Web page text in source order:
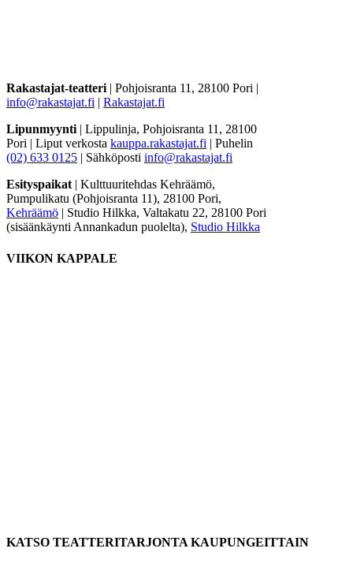
Rakastajat-teatteri | Pohjoisranta 11, 28100 Pori |
info@rakastajat.fi | Rakastajat.fi
Lipunmyynti | Lippulinja, Pohjoisranta 11, 28100
Pori | Liput verkosta kauppa.rakastajat.fi | Puhelin
(02) 633 0125 | Sähköposti info@rakastajat.fi
Esityspaikat | Kulttuuritehdas Kehräämö,
Pumpulikatu (Pohjoisranta 11), 28100 Pori,
Kehräämö | Studio Hilkka, Valtakatu 22, 28100 Pori
(sisäänkäynti Annankadun puolelta), Studio Hilkka
VIIKON KAPPALE
KATSO TEATTERITARJONTA KAUPUNGEITTAIN